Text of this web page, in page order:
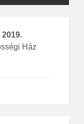
2019.
Ház